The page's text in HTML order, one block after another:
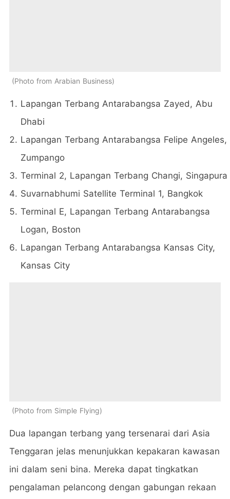
Photo from Arabian Business
Lapangan Terbang Antarabangsa Zayed, Abu
Dhabi
Lapangan Terbang Antarabangsa Felipe Angeles,
Zumpango
Terminal 2, Lapangan Terbang Changi, Singapura
Suvarnabhumi Satellite Terminal 1, Bangkok
Terminal E, Lapangan Terbang Antarabangsa
Logan, Boston
Lapangan Terbang Antarabangsa Kansas City,
Kansas City
Photo from Simple Flying
Dua lapangan terbang yang tersenarai dari Asia
Tenggaran jelas menunjukkan kepakaran kawasan
ini dalam seni bina. Mereka dapat tingkatkan
pengalaman pelancong dengan gabungan rekaan